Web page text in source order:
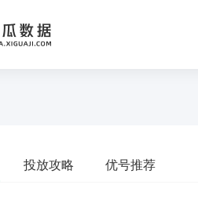
投放攻略 优号推荐